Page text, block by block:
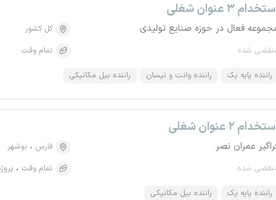
۳ عنوان شغلی
فعال در حوزه صنایع تولیدی
شده
کل کشور
تمام وقت
راننده پایه یک راننده وانت و نیسان راننده بیل مکانیکی
۲ عنوان شغلی
عمران نصر
شده
فارس
بوشهر
تمام وقت
راننده پایه یک راننده بیل مکانیکی